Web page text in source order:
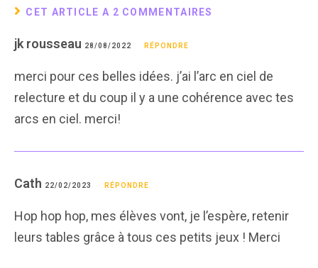
CET ARTICLE A 2 COMMENTAIRES
jk rousseau 28/08/2022 RÉPONDRE
merci pour ces belles idées. j’ai l’arc en ciel de
relecture et du coup il y a une cohérence avec tes
arcs en ciel. merci!
Cath 22/02/2023 RÉPONDRE
Hop hop hop, mes élèves vont, je l’espère, retenir
leurs tables grâce à tous ces petits jeux ! Merci